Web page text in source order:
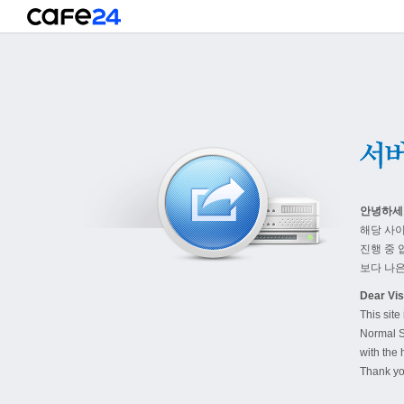
안녕하
해당 사
진행 중
보다 나
Dear
This site
Normal
with the
Thank